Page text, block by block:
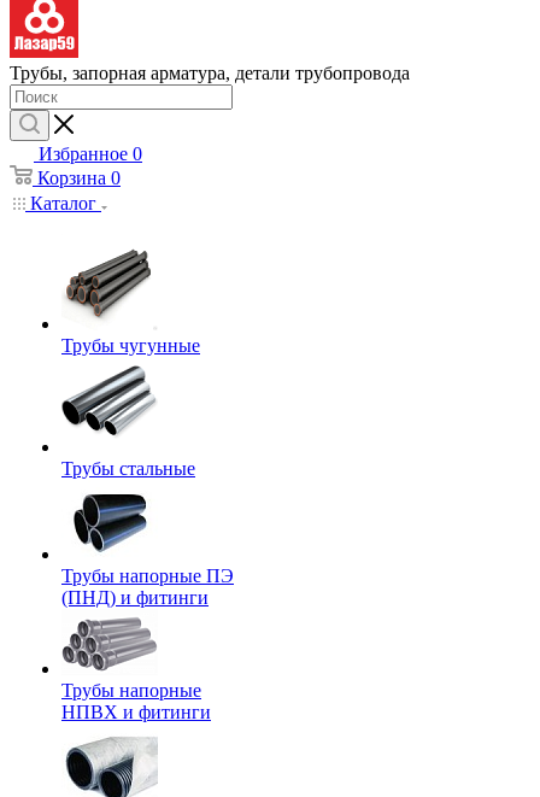
Трубы, запорная арматура, детали трубопровода
Избранное 0
Корзина 0
Каталог
Трубы чугунные
Трубы стальные
Трубы напорные ПЭ
(ПНД) и фитинги
Трубы напорные
НПВХ и фитинги